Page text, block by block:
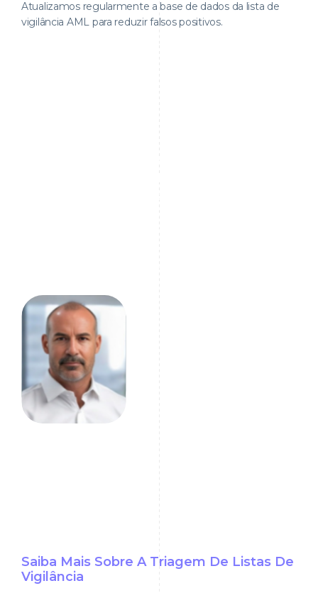
Atualizamos regularmente a base de dados da lista de
vigilância AML para reduzir falsos positivos.
Saiba Mais Sobre A Triagem De Listas De
Vigilância